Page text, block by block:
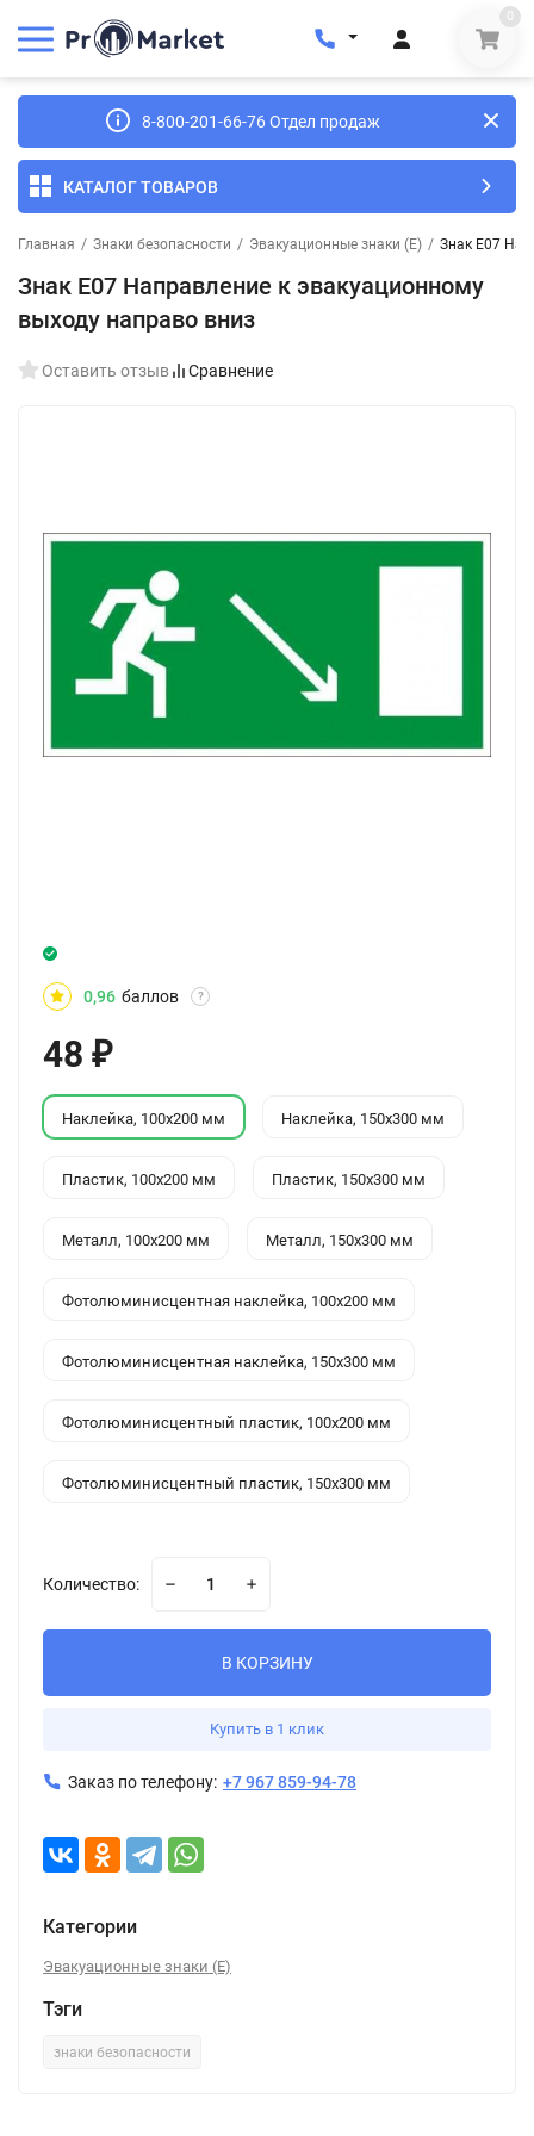
0
8-800-201-66-76 Отдел продаж
КАТАЛОГ ТОВАРОВ
Главная / Знаки безопасности / Эвакуационные знаки (E) / Знак E07
Знак E07 Направление к эвакуационному
выходу направо вниз
Оставить отзыв Сравнение
0,96 баллов ?
48 ₽
Наклейка, 100x200 мм Наклейка, 150x300 мм
Пластик, 100x200 мм Пластик, 150x300 мм
Металл, 100x200 мм Металл, 150x300 мм
Фотолюминисцентная наклейка, 100x200 мм
Фотолюминисцентная наклейка, 150x300 мм
Фотолюминисцентный пластик, 100x200 мм
Фотолюминисцентный пластик, 150x300 мм
Количество:
В КОРЗИНУ
Купить в 1 клик
Заказ по телефону: +7 967 859-94-78
Категории
Эвакуационные знаки (E)
Тэги
знаки безопасности